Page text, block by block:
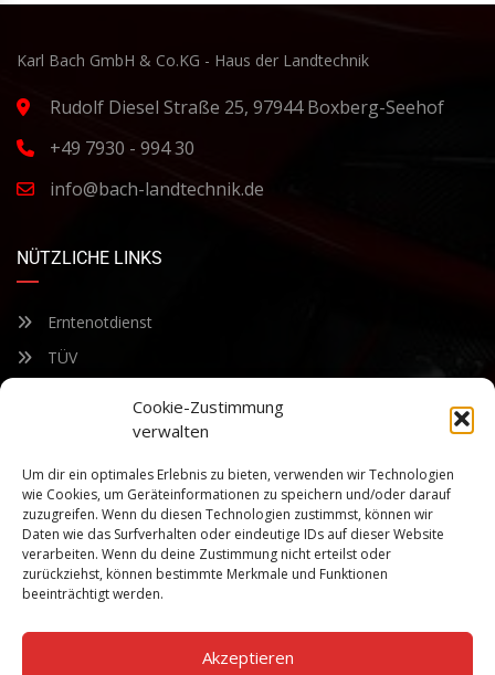
Cookie-Zustimmung
verwalten
Um dir ein optimales Erlebnis zu bieten, verwenden wir Technologien
wie Cookies, um Geräteinformationen zu speichern und/oder darauf
zuzugreifen. Wenn du diesen Technologien zustimmst, können wir
Daten wie das Surfverhalten oder eindeutige IDs auf dieser Website
verarbeiten. Wenn du deine Zustimmung nicht erteilst oder
zurückziehst, können bestimmte Merkmale und Funktionen
beeinträchtigt werden.
Akzeptieren
Karl Bach GmbH & Co.KG - Haus der Landtechnik
Rudolf Diesel Straße 25, 97944 Boxberg-Seehof
+49 7930 - 994 30
info@bach-landtechnik.de
NÜTZLICHE LINKS
Erntenotdienst
TÜV
Bleiben Sie auf dem Laufenden über unsere sich ständig
weiterentwickelnden Produkteigenschaften und Technologien.
Geben Sie Ihre E-Mail-Adresse ein und abonnieren Sie unseren
Newsletter.